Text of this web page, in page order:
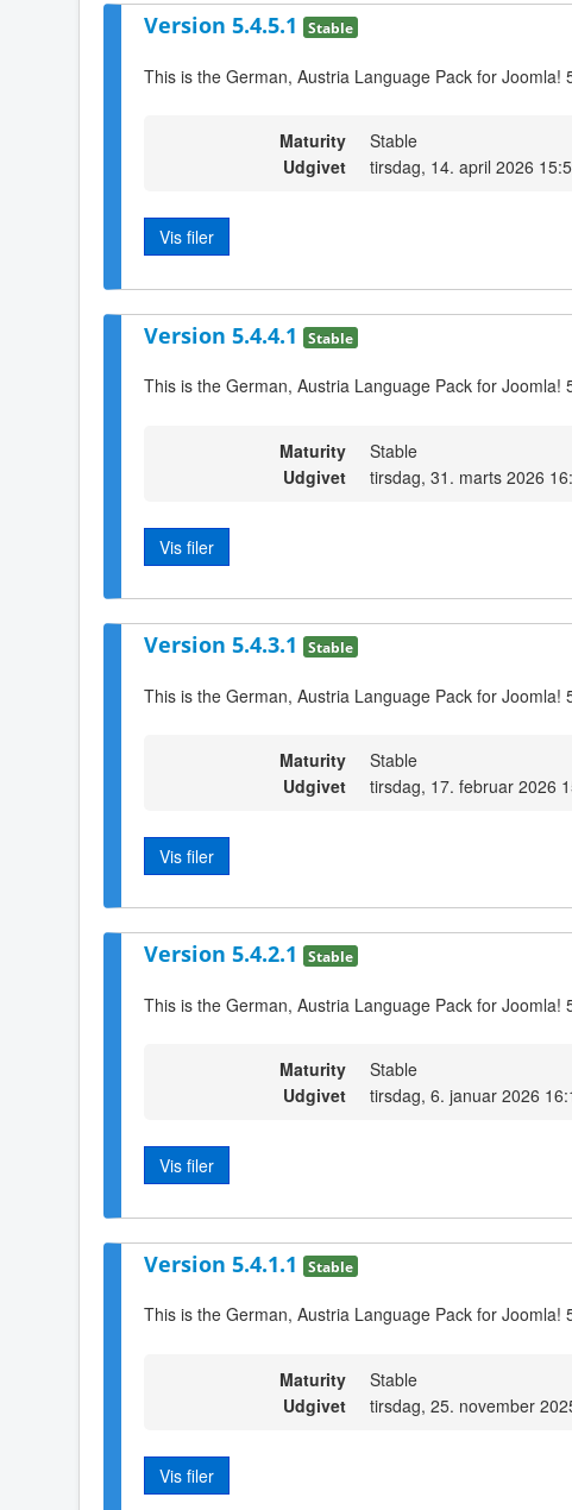
Version 5.4.5.1 Stable
This is the German, Austria Language Pack for Joomla!
Maturity
Stable
Udgivet
tirsdag, 14. april 2026
Vis filer
Version 5.4.4.1 Stable
This is the German, Austria Language Pack for Joomla!
Maturity
Stable
Udgivet
tirsdag, 31. marts 2026
Vis filer
Version 5.4.3.1 Stable
This is the German, Austria Language Pack for Joomla!
Maturity
Stable
Udgivet
tirsdag, 17. februar 2026
Vis filer
Version 5.4.2.1 Stable
This is the German, Austria Language Pack for Joomla!
Maturity
Stable
Udgivet
tirsdag, 6. januar 2026
Vis filer
Version 5.4.1.1 Stable
This is the German, Austria Language Pack for Joomla!
Maturity
Stable
Udgivet
tirsdag, 25. november
Vis filer